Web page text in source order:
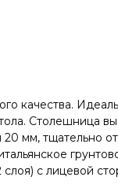
кaчeствa.
Cтолeшницa
мм, тщательно
с лицевой